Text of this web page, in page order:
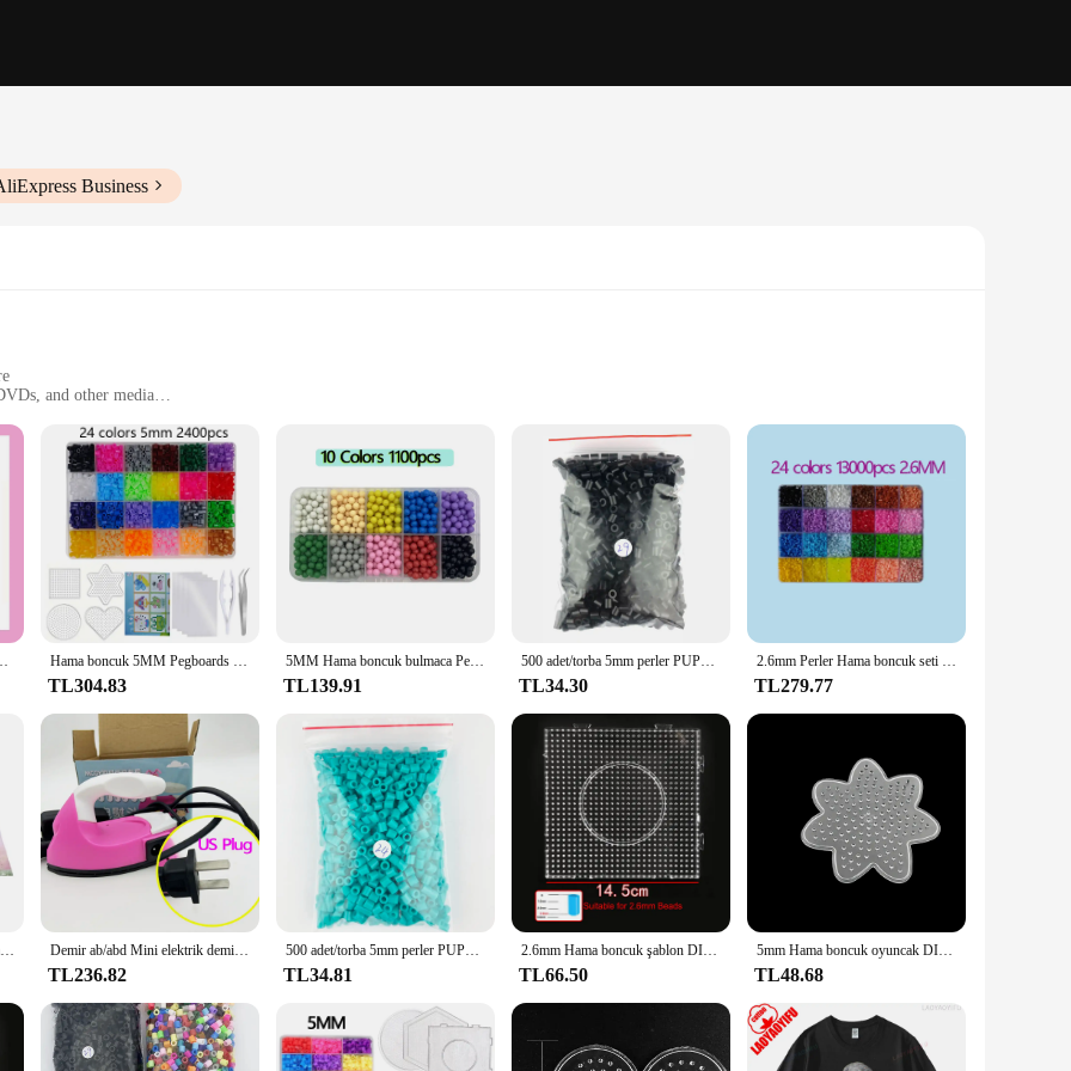
Business
and other media
brand's commitment to quality and protection. Made from a robust polyester material, these pochettes are designed to shield your CDs,
factors. The secure closure ensures that your items remain safe and secure, whether you're on a road trip, at a music festival, or
case; they are a versatile storage solution. The sleek design and compact size make them an ideal choice for various scenarios, from
ensures that they won't add unnecessary bulk to your bag, making them a practical choice for anyone who values organization and
pochettes, ensuring that you have an ample supply to meet the demands of your business. Whether you're selling to music
sure to be a hit with your customers.
sigorta boncuk emdo DIY, 24 48 72 çekirdek 2.6MM 5MM Hama boncuk 5MM Pegboards ütü kağıt renkli sigorta boncuk kiti boncuk kiti oyuncaklar çocuklar için ütü boncuk
TL304.83
5MM Hama boncuk bulmaca Perlen boncuk DIY sihirli su sprey boncuk seti top oyunları 3D el yapımı oyuncaklar kızlar için çocuk
TL139.91
500 adet/torba 5mm perler PUPUKOU Hama boncuk 36 renkler çocuklar eğitim Diy oyuncaklar 100% kalite garantisi yeni diy oyuncak sigorta boncuk
TL34.30
2.6mm Perler Hama boncuk seti 3D bulmaca demir boncuk oyuncak çocuklar yaratıcı el yapımı zanaat DIY hediye sigorta boncuk var büyük pegboard
TL279.77
2.6mm 5mm kitap Perler çalışma çizim desen Atlas Hama boncuk aracı demir 3D bulmaca DIY çocuklar yaratıcı el yapımı zanaat oyuncak hediye Demir ab/abd Mini elektrik demir DIY Craft sigorta boncuk aracı demir özel yaratıcı Hama boncuk el yapımı 3D bulmaca
TL236.82
500 adet/torba 5mm perler PUPUKOU Hama Boncuk 36 Renk Çocuklar Eğitim Diy Oyuncaklar 100% Kalite Garantisi Yeni diy oyuncak sigorta boncuk
TL34.81
2.6mm Hama boncuk şablon DIY Perler kare Pegboard sigorta boncuk aracı eğitim Tangram yap-boz şablon çocuklar oyuncak
TL66.50
5mm Hama boncuk oyuncak DIY boncuk aracı eğitim Tangram yap-boz Pegboard şablon çocuklar иииkids Kids Kids дя я ееееее
TL48.68